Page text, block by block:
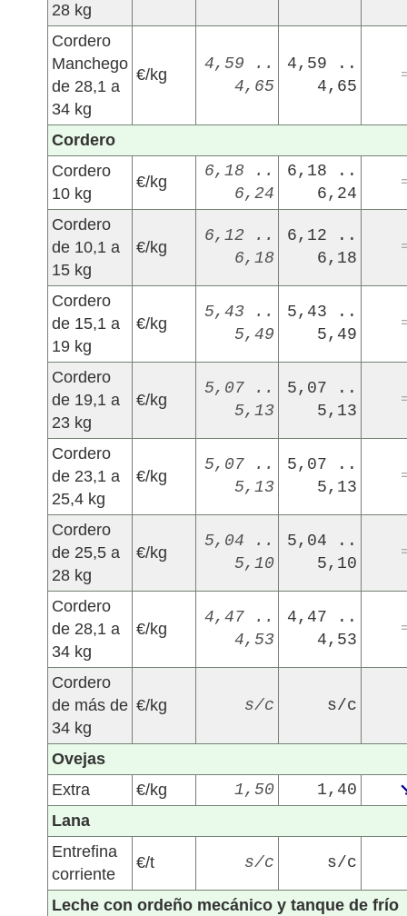
28 kg
Cordero
Manchego
de 28,1 a
34 kg
€/kg
4,59 ..
4,65
4,59 ..
4,65
Cordero
Cordero
10 kg
€/kg
6,18 ..
6,24
6,18 ..
6,24
Cordero
de 10,1 a
15 kg
€/kg
6,12 ..
6,18
6,12 ..
6,18
Cordero
de 15,1 a
19 kg
€/kg
5,43 ..
5,49
5,43 ..
5,49
Cordero
de 19,1 a
23 kg
€/kg
5,07 ..
5,13
5,07 ..
5,13
Cordero
de 23,1 a
25,4 kg
€/kg
5,07 ..
5,13
5,07 ..
5,13
Cordero
de 25,5 a
28 kg
€/kg
5,04 ..
5,10
5,04 ..
5,10
Cordero
de 28,1 a
34 kg
€/kg
4,47 ..
4,53
4,47 ..
4,53
Cordero
de más de
34 kg
€/kg s/c s/c
Ovejas
Extra
€/kg 1,50 1,40
Lana
Entrefina
corriente
€/t s/c s/c
Leche con ordeño mecánico y tanque de frío